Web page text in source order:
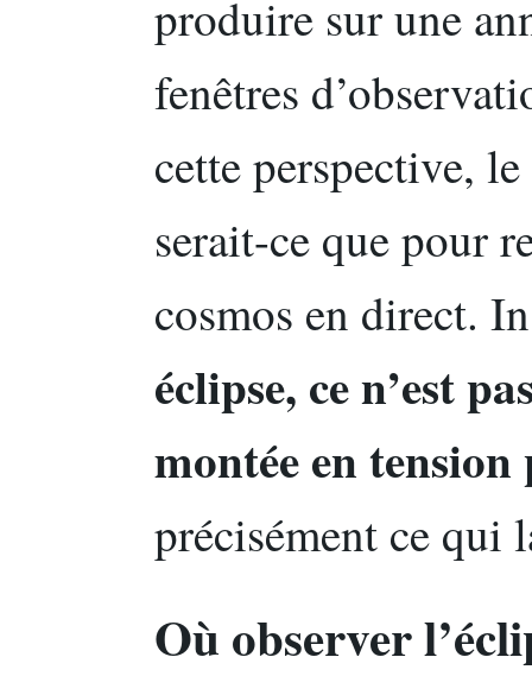
produire sur une
fenêtres
cette perspective,
serait-ce que pour
cosmos en direct.
éclipse, ce n’est
montée en tension
précisément ce qui
Où observer